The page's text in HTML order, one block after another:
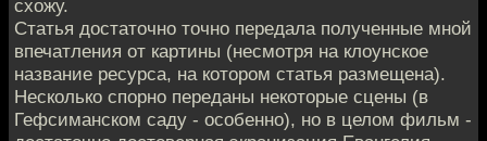
схожу.
Статья достаточно точно передала полученные мной
впечатления от картины (несмотря на клоунское
название ресурса, на котором статья размещена).
Несколько спорно переданы некоторые сцены (в
Гефсиманском саду - особенно), но в целом фильм -